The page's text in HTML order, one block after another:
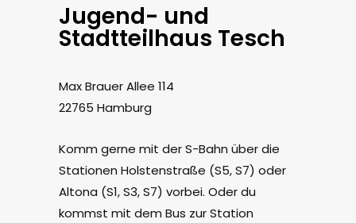
Jugend- und
Stadtteilhaus Tesch
Max Brauer Allee 114
22765 Hamburg
Komm gerne mit der S-Bahn über die
Stationen Holstenstraße (S5, S7) oder
Altona (S1, S3, S7) vorbei. Oder du
kommst mit dem Bus zur Station